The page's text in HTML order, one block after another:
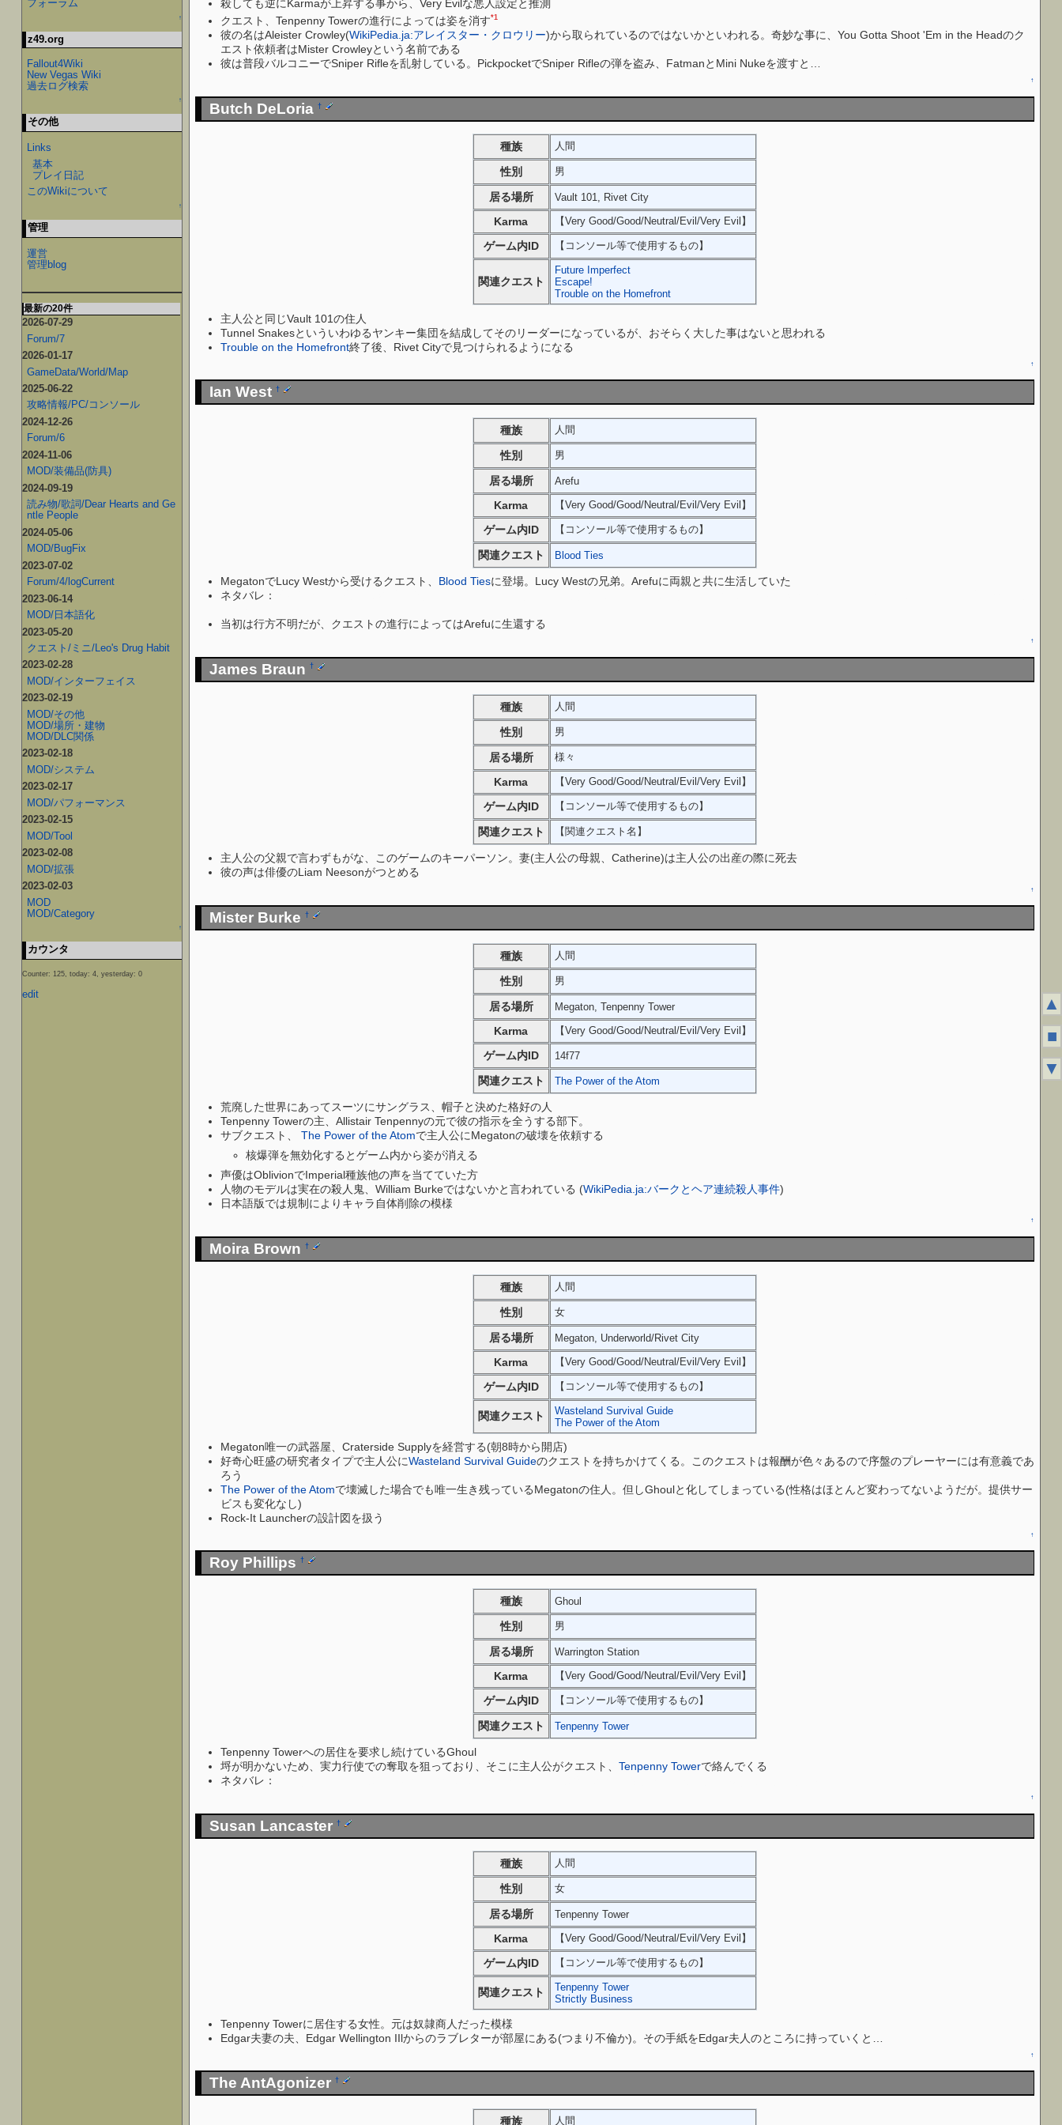
殺しても逆にKarmaが上昇する事から、Very Evilな悪人設定と推測
クエスト、Tenpenny Towerの進行によっては姿を消す*1
彼の名はAleister Crowley(WikiPedia.ja:アレイスター・クロウリー)から取られているのではないかといわれる。奇妙な事に、You Gotta Shoot 'Em in the Headのク
エスト依頼者はMister Crowleyという名前である
彼は普段バルコニーでSniper Rifleを乱射している。PickpocketでSniper Rifleの弾を盗み、FatmanとMini Nukeを渡すと…
↑
Butch DeLoria †
種族 人間
性別 男
居る場所 Vault 101, Rivet City
Karma 【Very Good/Good/Neutral/Evil/Very Evil】
ゲーム内ID 【コンソール等で使用するもの】
関連クエスト
Future Imperfect
Escape!
Trouble on the Homefront
主人公と同じVault 101の住人
Tunnel Snakesといういわゆるヤンキー集団を結成してそのリーダーになっているが、おそらく大した事はないと思われる
Trouble on the Homefront終了後、Rivet Cityで見つけられるようになる
↑
Ian West †
種族 人間
性別 男
居る場所 Arefu
Karma 【Very Good/Good/Neutral/Evil/Very Evil】
ゲーム内ID 【コンソール等で使用するもの】
関連クエスト Blood Ties
MegatonでLucy Westから受けるクエスト、 Blood Tiesに登場。Lucy Westの兄弟。Arefuに両親と共に生活していた
ネタバレ：
当初は行方不明だが、クエストの進行によってはArefuに生還する
↑
James Braun †
種族 人間
性別 男
居る場所 様々
Karma 【Very Good/Good/Neutral/Evil/Very Evil】
ゲーム内ID 【コンソール等で使用するもの】
関連クエスト 【関連クエスト名】
主人公の父親で言わずもがな、このゲームのキーパーソン。妻(主人公の母親、Catherine)は主人公の出産の際に死去
彼の声は俳優のLiam Neesonがつとめる
↑
Mister Burke †
種族 人間
性別 男
居る場所 Megaton, Tenpenny Tower
Karma 【Very Good/Good/Neutral/Evil/Very Evil】
ゲーム内ID 14f77
関連クエスト The Power of the Atom
荒廃した世界にあってスーツにサングラス、帽子と決めた格好の人
Tenpenny Towerの主、Allistair Tenpennyの元で彼の指示を全うする部下。
サブクエスト、 The Power of the Atomで主人公にMegatonの破壊を依頼する
核爆弾を無効化するとゲーム内から姿が消える
声優はOblivionでImperial種族他の声を当てていた方
人物のモデルは実在の殺人鬼、William Burkeではないかと言われている (WikiPedia.ja:バークとヘア連続殺人事件)
日本語版では規制によりキャラ自体削除の模様
↑
Moira Brown †
種族 人間
性別 女
居る場所 Megaton, Underworld/Rivet City
Karma 【Very Good/Good/Neutral/Evil/Very Evil】
ゲーム内ID 【コンソール等で使用するもの】
関連クエスト
Wasteland Survival Guide
The Power of the Atom
Megaton唯一の武器屋、Craterside Supplyを経営する(朝8時から開店)
好奇心旺盛の研究者タイプで主人公にWasteland Survival Guideのクエストを持ちかけてくる。このクエストは報酬が色々あるので序盤のプレーヤーには有意義であ
ろう
The Power of the Atomで壊滅した場合でも唯一生き残っているMegatonの住人。但しGhoulと化してしまっている(性格はほとんど変わってないようだが。提供サー
ビスも変化なし)
Rock-It Launcherの設計図を扱う
↑
Roy Phillips †
種族 Ghoul
性別 男
居る場所 Warrington Station
Karma 【Very Good/Good/Neutral/Evil/Very Evil】
ゲーム内ID 【コンソール等で使用するもの】
関連クエスト Tenpenny Tower
Tenpenny Towerへの居住を要求し続けているGhoul
埒が明かないため、実力行使での奪取を狙っており、そこに主人公がクエスト、 Tenpenny Towerで絡んでくる
ネタバレ：
↑
Susan Lancaster †
種族 人間
性別 女
居る場所 Tenpenny Tower
Karma 【Very Good/Good/Neutral/Evil/Very Evil】
ゲーム内ID 【コンソール等で使用するもの】
関連クエスト
Tenpenny Tower
Strictly Business
Tenpenny Towerに居住する女性。元は奴隷商人だった模様
Edgar夫妻の夫、Edgar Wellington IIlからのラブレターが部屋にある(つまり不倫か)。その手紙をEdgar夫人のところに持っていくと…
↑
The AntAgonizer †
種族 人間
フォーラム
↑
z49.org
Fallout4Wiki
New Vegas Wiki
過去ログ検索
↑
その他
Links
基本
プレイ日記
このWikiについて
↑
管理
運営
管理blog
最新の20件
2026-07-29
Forum/7
2026-01-17
GameData/World/Map
2025-06-22
攻略情報/PC/コンソール
2024-12-26
Forum/6
2024-11-06
MOD/装備品(防具)
2024-09-19
読み物/歌詞/Dear Hearts and Ge
ntle People
2024-05-06
MOD/BugFix
2023-07-02
Forum/4/logCurrent
2023-06-14
MOD/日本語化
2023-05-20
クエスト/ミニ/Leo's Drug Habit
2023-02-28
MOD/インターフェイス
2023-02-19
MOD/その他
MOD/場所・建物
MOD/DLC関係
2023-02-18
MOD/システム
2023-02-17
MOD/パフォーマンス
2023-02-15
MOD/Tool
2023-02-08
MOD/拡張
2023-02-03
MOD
MOD/Category
↑
カウンタ
Counter: 125, today: 4, yesterday: 0
edit
▲
■
▼